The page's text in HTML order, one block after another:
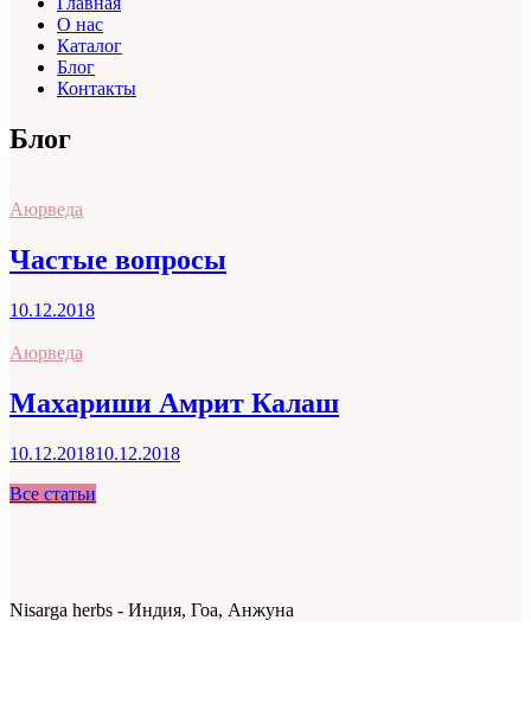
О нас
Каталог
Блог
Контакты
Блог
Аюрведа
Частые вопросы
10.12.2018
Аюрведа
Махариши Амрит Калаш
10.12.201810.12.2018
Все статьи
Nisarga herbs - Индия, Гоа, Анжуна